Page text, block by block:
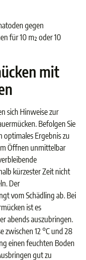
gegen
für 10 m² oder 10
mit
sich Hinweise zur
Befolgen Sie
optimales Ergebnis zu
Öffnen unmittelbar
kürzester Zeit nicht
Der
vom Schädling ab. Bei
ist es
abends auszubringen.
12 °C und 28
einen feuchten Boden
gut zu